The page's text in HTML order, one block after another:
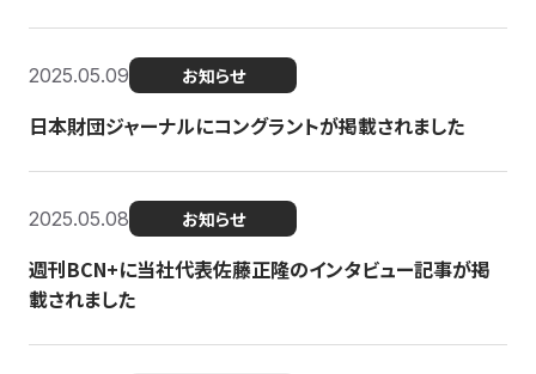
2025.05.09 お知らせ
日本財団ジャーナルにコングラントが掲載されました
2025.05.08 お知らせ
週刊BCN+に当社代表佐藤正隆のインタビュー記事が掲
載されました